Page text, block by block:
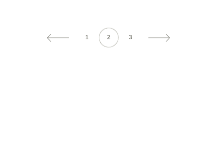
1 2 3